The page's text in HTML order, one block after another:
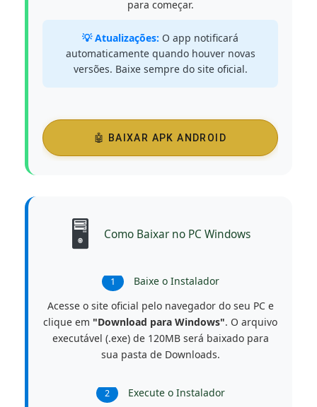
para começar.
💡 Atualizações: O app notificará
automaticamente quando houver novas
versões. Baixe sempre do site oficial.
🤖 BAIXAR APK ANDROID
🖥️ Como Baixar no PC Windows
1
Baixe o Instalador
Acesse o site oficial pelo navegador do seu PC e
clique em "Download para Windows". O arquivo
executável (.exe) de 120MB será baixado para
sua pasta de Downloads.
2
Execute o Instalador